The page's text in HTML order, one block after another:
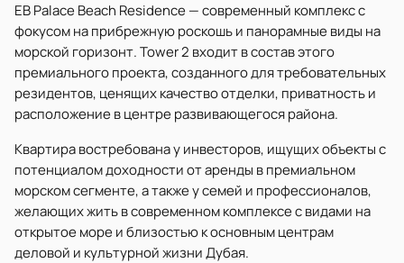
EB Palace Beach Residence — современный комплекс с
фокусом на прибрежную роскошь и панорамные виды на
морской горизонт. Tower 2 входит в состав этого
премиального проекта, созданного для требовательных
резидентов, ценящих качество отделки, приватность и
расположение в центре развивающегося района.
Квартира востребована у инвесторов, ищущих объекты с
потенциалом доходности от аренды в премиальном
морском сегменте, а также у семей и профессионалов,
желающих жить в современном комплексе с видами на
открытое море и близостью к основным центрам
деловой и культурной жизни Дубая.